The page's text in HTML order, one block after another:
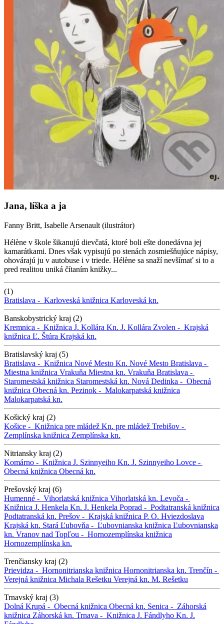
Jana, líška a ja
Fanny Britt, Isabelle Arsenault (ilustrátor)
Hélène v škole šikanujú dievčatá, ktoré boli ešte donedávna jej
kamarátkami. Dnes však vypisujú po stenách zosmiešňujúce nápisy,
ohovárajú ju v autobuse i v triede. Hélène sa snaží nevšímať si to a
pred realitou uniká čítaním knižky...
(1)
Bratislava - Karloveská knižnica Karloveská kn.
Banskobystrický kraj (2)
Kremnica - Knižnica J. Kollára Kn. J. Kollára Zvolen - Krajská
knižnica Ľ. Štúra Krajská kn.
Bratislavský kraj (5)
Bratislava - Knižnica Nové Mesto Kn. Nové Mesto Bratislava -
Miestna knižnica Vrakuňa Miestna kn. Vrakuňa Bratislava -
Staromestská knižnica Staromestská kn. Nová Dedinka - Obecná
knižnica Obecná kn. Pezinok - Malokarpatská knižnica
Malokarpatská kn.
Košický kraj (2)
Košice - Knižnica pre mládež Kn. pre mládež Trebišov -
Zemplínska knižnica Zemplínska kn.
Nitriansky kraj (2)
Komárno - Knižnica J. Szinnyeiho Kn. J. Szinnyeiho Lovce -
Obecná knižnica Obecná kn.
Prešovský kraj (6)
Humenné - Vihorlatská knižnica Vihorlatská kn. Levoča -
Knižnica J. Henkela Kn. J. Henkela Poprad - Podtatranská knižnica
Podtatranská kn. Prešov - Krajská knižnica P. O. Hviezdoslava
Krajská kn. Stará Ľubovňa - Ľubovnianska knižnica Ľubovnianska
kn. Vranov nad Topľou - Hornozemplínska knižnica
Hornozemplínska kn.
Trenčiansky kraj (2)
Prievidza - Hornonitrianska knižnica Hornonitrianska kn. Trenčín -
Verejná knižnica Michala Rešetku Verejná kn. M. Rešetku
Trnavský kraj (3)
Dolná Krupá - Obecná knižnica Obecná kn. Senica - Záhorská
knižnica Záhorská kn. Trnava - Knižnica J. Fándlyho Kn. J.